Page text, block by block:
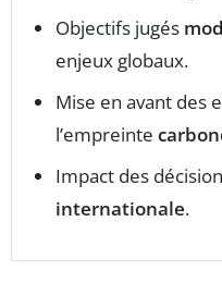
Objectifs jugés
enjeux globaux.
Mise en avant des
l’empreinte
Impact des
internationale.